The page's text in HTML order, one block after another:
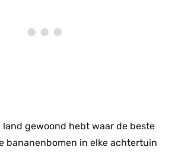
land gewoond hebt waar de beste
bananenbomen in elke achtertuin